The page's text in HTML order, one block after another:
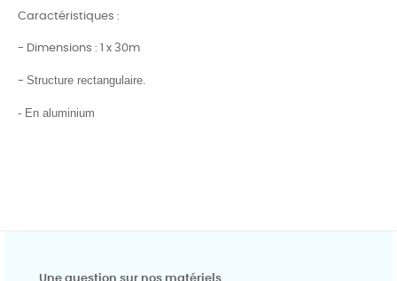
​Caractéristiques :
- Dimensions : 1 x 30m
- Structure rectangulaire.
- En aluminium
Une question sur nos matériels